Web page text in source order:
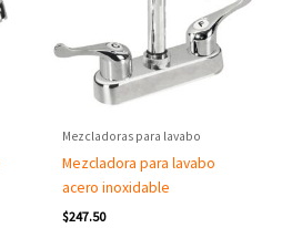
Mezcladoras para lavabo
Mezcladora para lavabo
acero inoxidable
$247.50